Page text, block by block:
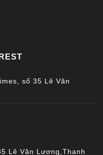
số 35 Lê Văn
Lê Văn Lương,Thanh